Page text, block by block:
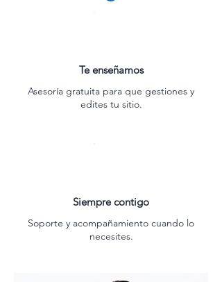
Te enseñamos
Asesoría gratuita para que gestiones y
edites tu sitio.
Siempre contigo
Soporte y acompañamiento cuando lo
necesites.